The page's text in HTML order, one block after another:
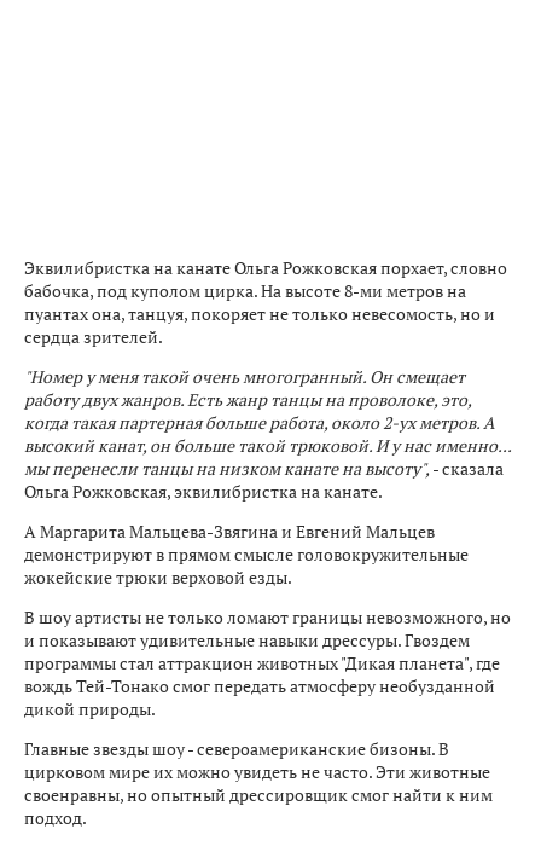
Эквилибристка на канате Ольга Рожковская порхает, словно
бабочка, под куполом цирка. На высоте 8-ми метров на
пуантах она, танцуя, покоряет не только невесомость, но и
сердца зрителей.
"Номер у меня такой очень многогранный. Он смещает
работу двух жанров. Есть жанр танцы на проволоке, это,
когда такая партерная больше работа, около 2-ух метров. А
высокий канат, он больше такой трюковой. И у нас именно...
мы перенесли танцы на низком канате на высоту", - сказала
Ольга Рожковская, эквилибристка на канате.
А Маргарита Мальцева-Звягина и Евгений Мальцев
демонстрируют в прямом смысле головокружительные
жокейские трюки верховой езды.
В шоу артисты не только ломают границы невозможного, но
и показывают удивительные навыки дрессуры. Гвоздем
программы стал аттракцион животных "Дикая планета", где
вождь Тей-Тонако смог передать атмосферу необузданной
дикой природы.
Главные звезды шоу - североамериканские бизоны. В
цирковом мире их можно увидеть не часто. Эти животные
своенравны, но опытный дрессировщик смог найти к ним
подход.